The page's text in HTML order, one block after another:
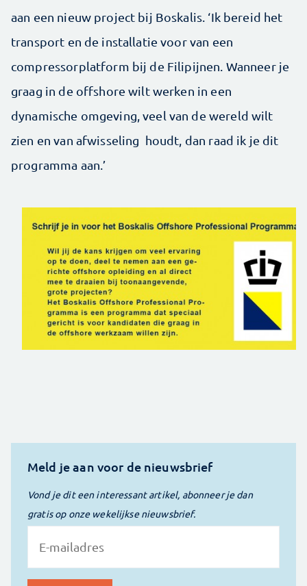
aan een nieuw project bij Boskalis. ‘Ik bereid het
transport en de installatie voor van een
compressorplatform bij de Filipijnen. Wanneer je
graag in de offshore wilt werken in een
dynamische omgeving, veel van de wereld wilt
zien en van afwisseling houdt, dan raad ik je dit
programma aan.’
Meld je aan voor de nieuwsbrief
Vond je dit een interessant artikel, abonneer je dan
gratis op onze wekelijkse nieuwsbrief.